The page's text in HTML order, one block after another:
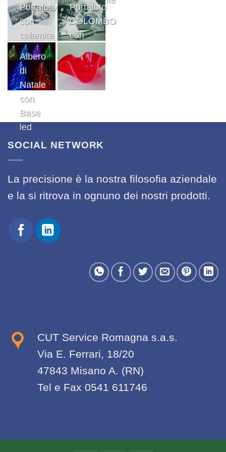
Rosso
Portafoto
con
calamite
Portafoto
COLOMBO
con
Albero
di
Natale
con
Base
led
SOCIAL NETWORK
La precisione è la nostra filosofia aziendale
e la si ritrova in ognuno dei nostri prodotti.
CUT Service Romagna s.a.s.
Via E. Ferrari, 18/20
47843 Misano A. (RN)
Tel e Fax 0541 611746